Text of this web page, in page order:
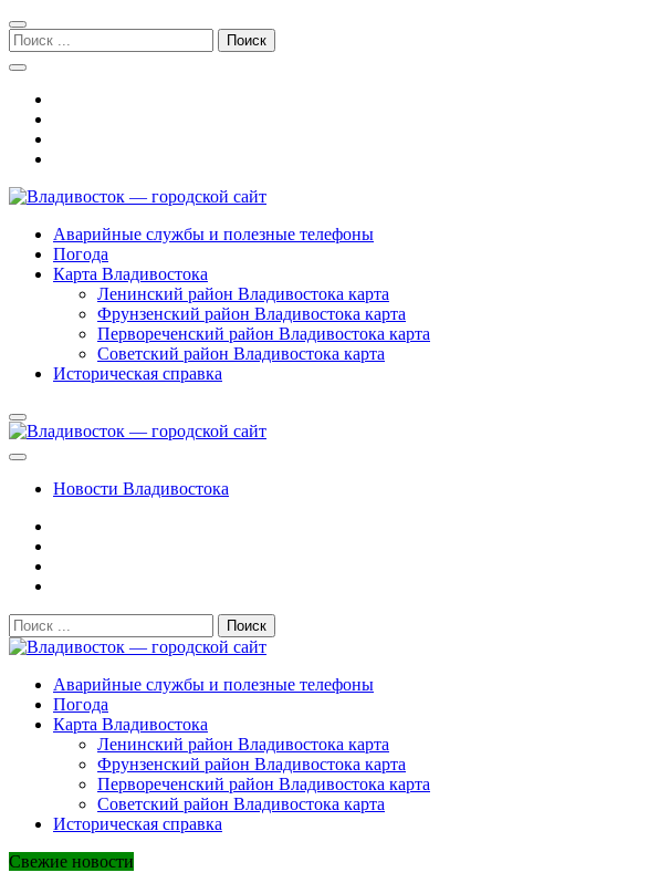
Перейти
к
навигации
Перейти
к
содержимому
Поиск:
Владивосток — городской сайт
Аварийные службы и полезные телефоны
Погода
Карта Владивостока
Ленинский район Владивостока карта
Фрунзенский район Владивостока карта
Первореченский район Владивостока карта
Советский район Владивостока карта
Историческая справка
Новости Владивостока
Поиск:
Владивосток — городской сайт
Аварийные службы и полезные телефоны
Погода
Карта Владивостока
Ленинский район Владивостока карта
Фрунзенский район Владивостока карта
Первореченский район Владивостока карта
Советский район Владивостока карта
Историческая справка
Свежие новости